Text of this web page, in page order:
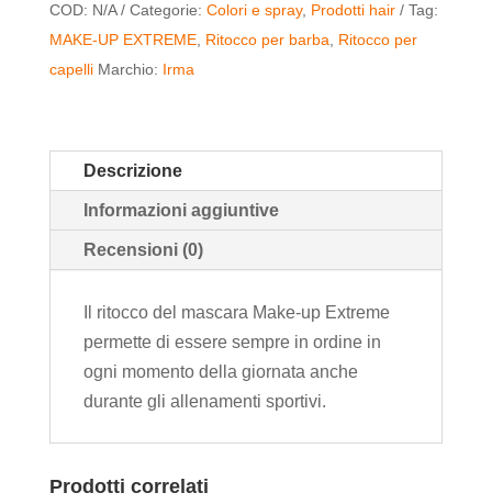
quantità
COD: N/A Categorie: Colori e spray, Prodotti hair
Tag:
MAKE-UP EXTREME, Ritocco per barba
Ritocco per
capelli Marchio: Irma
Descrizione
Informazioni aggiuntive
Recensioni (0)
Il ritocco del mascara Make-up Extreme
permette di essere sempre in ordine in
ogni momento della giornata anche
durante gli allenamenti sportivi.
Prodotti correlati